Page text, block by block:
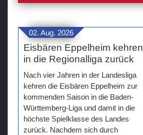
2022-2023
2021-2022
2020-2021
2018-2019
2017-2018
2016-2017
02. Aug. 2026
Eisbären Eppelheim kehren
in die Regionalliga zurück
Nach vier Jahren in der Landesliga
kehren die Eisbären Eppelheim zur
kommenden Saison in die Baden-
Württemberg-Liga und damit in die
höchste Spielklasse des Landes
zurück. Nachdem sich durch